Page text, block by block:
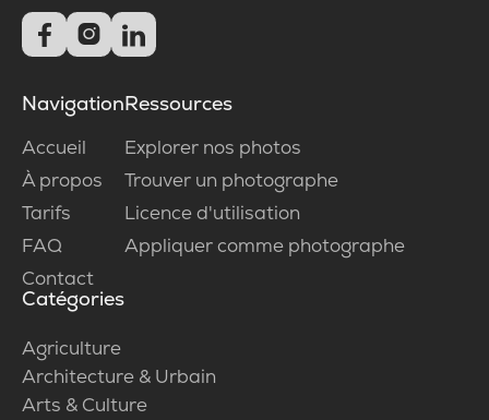
  
Navigation
Accueil
À propos
Tarifs
FAQ
Contact
Ressources
Explorer nos photos
Trouver un photographe
Licence d'utilisation
Appliquer comme photographe
Catégories
Agriculture
Architecture & Urbain
Arts & Culture